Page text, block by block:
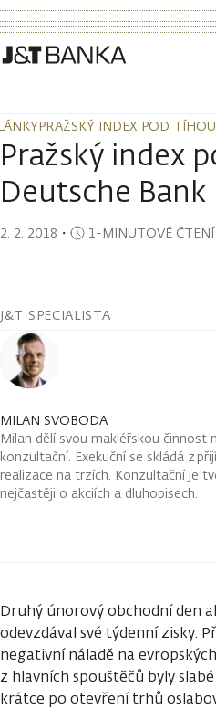
PRAŽSKÝ INDEX POD
PRAŽSKÝ INDEX POD
Pražský index
Deutsche Bank
2. 2. 2018 ・ 1-MINUTOVÉ ČTENÍ
J&T SPECIALISTA
MILAN SVOBODA
Milan dělí svou makléřskou činnost
konzultační. Exekuční se skládá z
realizace na trzích. Konzultační je
nejčastěji o akciích a dluhopisech.
Druhý únorový obchodní den
odevzdával své týdenní zisky.
negativní náladě na
z hlavních spouštěčů byly
krátce po otevření trhů